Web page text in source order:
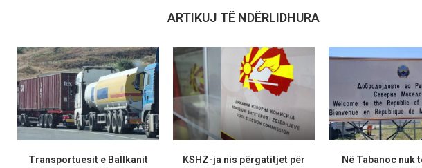
ARTIKUJ TË NDËRLIDHURA
Transportuesit e Ballkanit
KSHZ-ja nis përgatitjet për
Në Tabanoc nuk